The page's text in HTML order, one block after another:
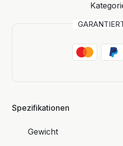
Spezifikationen
Gewicht